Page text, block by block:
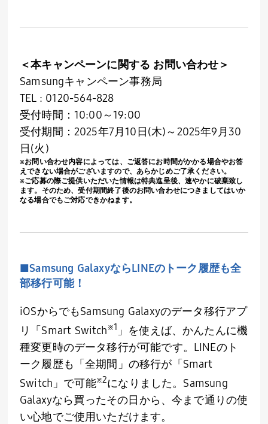
＜本キャンペーンに関する お問い合わせ＞
Samsungキャンペーン事務局
TEL : 0120-564-828
受付時間： 10:00～19:00
受付期間： 2025年7月10 日(木)～ 2025年9 月 30
日(火)
※お問い合わせ内容によっては、ご返答にお時間がかかる場合やお答
えできない場合がございますので、あらかじめご了承ください。
※ご応募の際ご提供いただいた情報は特典進呈後、速やかに破棄致し
ます。そのため、受付期間終了後のお問い合わせにつきましてはいか
なる場合でもご対応できかねます。
■Samsung GalaxyならLINEのトーク履歴も全
部移行可能！
iOSからでもSamsung Galaxyのデータ移行アプ
リ「 Smart Switch※1 」を使えば、かんたんに機
種変更時のデータ移行が可能です。 LINEのト
ーク履歴も「全期間」の移行が「 Smart
Switch 」で可能※2になりました。 Samsung
Galaxyなら買ったその日から、今まで通りの使
い心地でご使用いただけます。